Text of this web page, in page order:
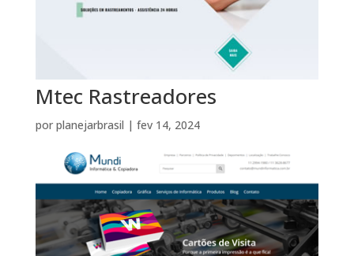
Mtec Rastreadores
por planejarbrasil | fev 14, 2024